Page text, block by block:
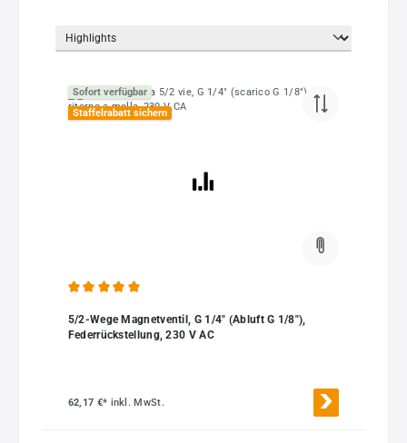
Sofort verfügbar
Staffelrabatt sichern
5/2-Wege Magnetventil, G 1/4" (Abluft G 1/8"),
Federrückstellung, 230 V AC
62,17 €* inkl. MwSt.